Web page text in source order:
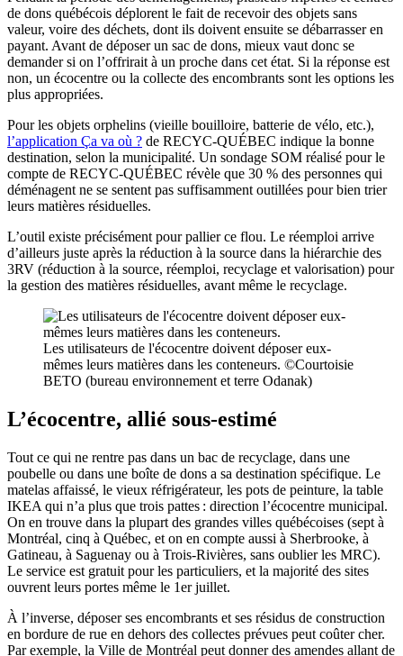
de dons québécois déplorent le fait de recevoir des objets sans
valeur, voire des déchets, dont ils doivent ensuite se débarrasser en
payant. Avant de déposer un sac de dons, mieux vaut donc se
demander si on l’offrirait à un proche dans cet état. Si la réponse est
non, un écocentre ou la collecte des encombrants sont les options les
plus appropriées.
Pour les objets orphelins (vieille bouilloire, batterie de vélo, etc.),
l’application Ça va où ? de RECYC-QUÉBEC indique la bonne
destination, selon la municipalité. Un sondage SOM réalisé pour le
compte de RECYC-QUÉBEC révèle que 30 % des personnes qui
déménagent ne se sentent pas suffisamment outillées pour bien trier
leurs matières résiduelles.
L’outil existe précisément pour pallier ce flou. Le réemploi arrive
d’ailleurs juste après la réduction à la source dans la hiérarchie des
3RV (réduction à la source, réemploi, recyclage et valorisation) pour
la gestion des matières résiduelles, avant même le recyclage.
Les utilisateurs de l'écocentre doivent déposer eux-
mêmes leurs matières dans les conteneurs. ©Courtoisie
BETO (bureau environnement et terre Odanak)
L’écocentre, allié sous-estimé
Tout ce qui ne rentre pas dans un bac de recyclage, dans une
poubelle ou dans une boîte de dons a sa destination spécifique. Le
matelas affaissé, le vieux réfrigérateur, les pots de peinture, la table
IKEA qui n’a plus que trois pattes : direction l’écocentre municipal.
On en trouve dans la plupart des grandes villes québécoises (sept à
Montréal, cinq à Québec, et on en compte aussi à Sherbrooke, à
Gatineau, à Saguenay ou à Trois-Rivières, sans oublier les MRC).
Le service est gratuit pour les particuliers, et la majorité des sites
ouvrent leurs portes même le 1er juillet.
À l’inverse, déposer ses encombrants et ses résidus de construction
en bordure de rue en dehors des collectes prévues peut coûter cher.
Par exemple, la Ville de Montréal peut donner des amendes allant de